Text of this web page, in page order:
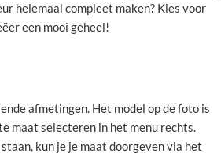
helemaal compleet maken? Kies voor
een mooi geheel!
afmetingen. Het model op de foto is
maat selecteren in het menu rechts.
kun je je maat doorgeven via het